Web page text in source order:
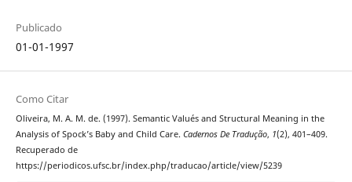
Publicado
01-01-1997
Como Citar
Oliveira, M. A. M. de. (1997). Semantic Valués and Structural Meaning in the
Analysis of Spock’s Baby and Child Care. Cadernos De Tradução, 1(2), 401–409.
Recuperado de
https://periodicos.ufsc.br/index.php/traducao/article/view/5239